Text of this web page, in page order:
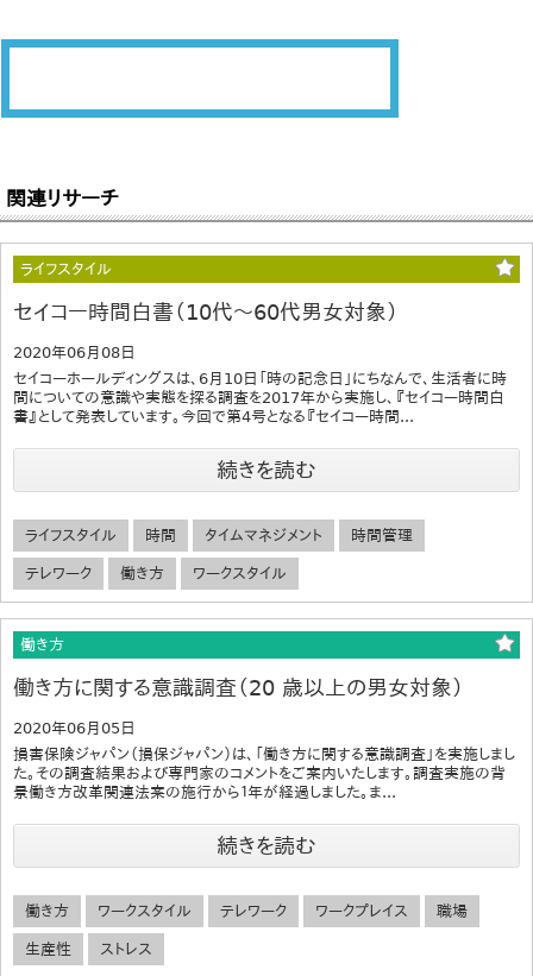
関連リサーチ
ライフスタイル
セイコー時間白書（10代～60代男女対象）
2020年06月08日
セイコーホールディングスは、6月10日「時の記念日」にちなんで、生活者に時
間についての意識や実態を探る調査を2017年から実施し、『セイコー時間白
書』として発表しています。今回で第4号となる『セイコー時間...
続きを読む
ライフスタイル 時間 タイムマネジメント 時間管理
テレワーク 働き方 ワークスタイル
働き方
働き方に関する意識調査（20 歳以上の男女対象）
2020年06月05日
損害保険ジャパン（損保ジャパン）は、「働き方に関する意識調査」を実施しまし
た。その調査結果および専門家のコメントをご案内いたします。調査実施の背
景働き方改革関連法案の施行から１年が経過しました。ま...
続きを読む
働き方 ワークスタイル テレワーク ワークプレイス 職場
生産性 ストレス